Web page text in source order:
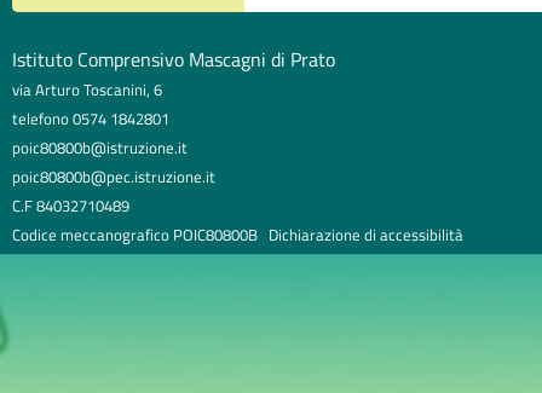
Istituto Comprensivo Mascagni di Prato
via Arturo Toscanini, 6
telefono 0574 1842801
poic80800b@istruzione.it
poic80800b@pec.istruzione.it
C.F 84032710489
Codice meccanografico POIC80800B Dichiarazione di accessibilità